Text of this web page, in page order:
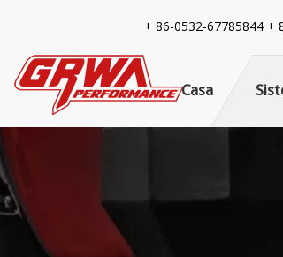
+ 86-0532-67785844 +
Casa